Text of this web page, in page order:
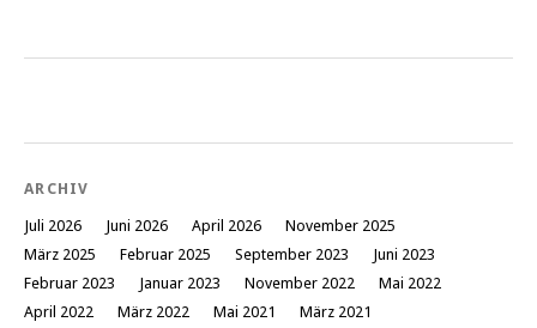
ARCHIV
Juli 2026 Juni 2026 April 2026
November 2025
März 2025
Februar 2025 September 2023
Juni 2023
Februar 2023
Januar 2023 November 2022
Mai 2022
April 2022
März 2022 Mai 2021
März 2021